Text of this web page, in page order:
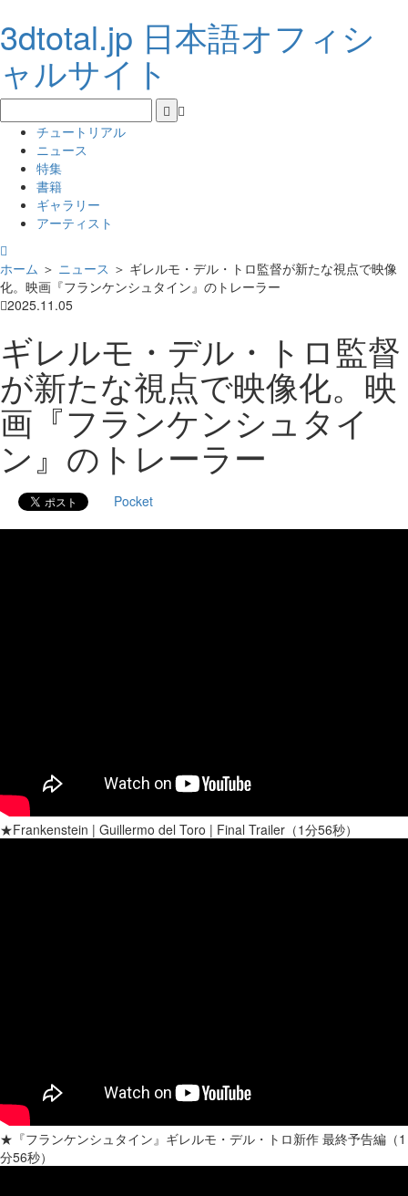
3dtotal.jp 日本語オフィシ
ャルサイト
チュートリアル
ニュース
特集
書籍
ギャラリー
アーティスト
ホーム ＞ ニュース ＞ ギレルモ・デル・トロ監督が新たな視点で映像
化。映画『フランケンシュタイン』のトレーラー
2025.11.05
ギレルモ・デル・トロ監督
が新たな視点で映像化。映
画『フランケンシュタイ
ン』のトレーラー
Pocket
★Frankenstein | Guillermo del Toro | Final Trailer（1分56秒）
★『フランケンシュタイン』ギレルモ・デル・トロ新作 最終予告編（1
分56秒）